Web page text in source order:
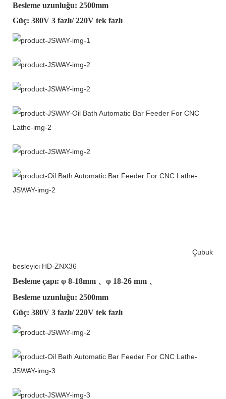
Besleme uzunluğu: 2500mm
Güç: 380V 3 fazlı/ 220V tek fazlı
Çubuk
besleyici HD-ZNX36
Besleme çapı: φ 8-18mm 、φ 18-26 mm 、
Besleme uzunluğu: 2500mm
Güç: 380V 3 fazlı/ 220V tek fazlı